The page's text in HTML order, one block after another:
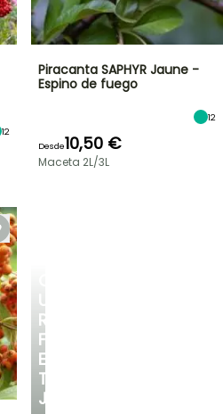
UN
RINCÓN
FRESCO
EN
TU
JARDÍN
12
Piracanta SAPHYR Jaune -
Espino de fuego
12
Desde10,50 €
Maceta 2L/3L